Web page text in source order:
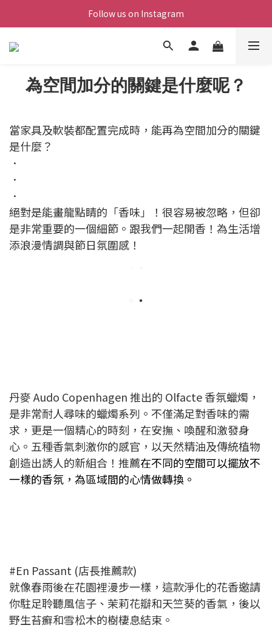
Follow us on Instagram
為空間加分的關鍵是什麼呢？
當家具及軟裝都配置完成時，能再為空間加分的關鍵
是什麼？
．
．
．
絕對是能畫龍點睛的「香味」！很容易被忽略，但卻
是非常重要的一個細節。 跟我們一起開香！為生活增
添浪漫情調與節日氛圍感！
丹麥 Audo Copenhagen 推出的 Olfacte 香氛蠟燭，
是非常耐人尋味的蠟燭系列。不僅滿足對香味的需
求，更是一個精心的時刻，在安撫、喚醒和激發身
心。五種香氣刺激你的感官，以天然精油及傳統植物
創造出誘人的新組合！推薦在不同的空間可以擺放不
一樣的香氛，為區域間的心情做轉換。
#En Passant (店長推薦款)
就像春雨後在花園裡漫步一樣，這款淨化的花香邀請
你駐足聆聽風信子、茉莉花瓣和天竺葵的香氣，後以
野生苔癬和雪松木的樹棲息結束。